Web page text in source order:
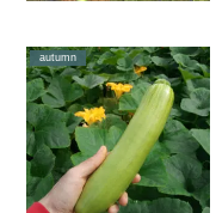
autumn